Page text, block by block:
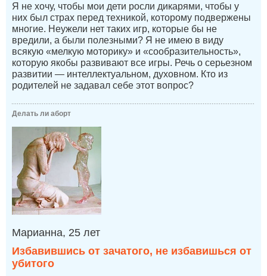
Я не хочу, чтобы мои дети росли дикарями, чтобы у
них был страх перед техникой, которому подвержены
многие. Неужели нет таких игр, которые бы не
вредили, а были полезными? Я не имею в виду
всякую «мелкую моторику» и «сообразительность»,
которую якобы развивают все игры. Речь о серьезном
развитии — интеллектуальном, духовном. Кто из
родителей не задавал себе этот вопрос?
Делать ли аборт
Марианна, 25 лет
Избавившись от зачатого, не избавишься от
убитого